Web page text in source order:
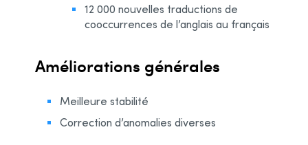
12 000 nouvelles traductions de
cooccurrences de l’anglais au français
Améliorations générales
Meilleure stabilité
Correction d’anomalies diverses